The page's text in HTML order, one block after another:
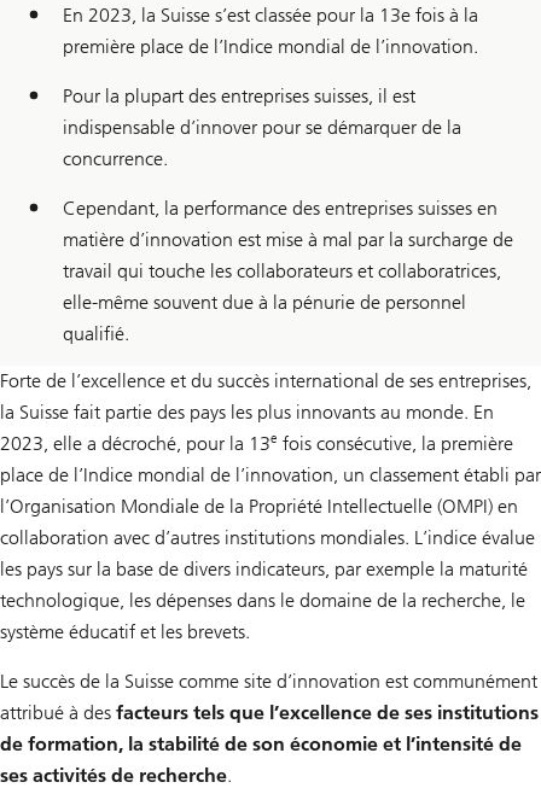
En 2023, la Suisse s’est classée pour la 13e fois à la
première place de l’Indice mondial de l’innovation.
Pour la plupart des entreprises suisses, il est
indispensable d’innover pour se démarquer de la
concurrence.
Cependant, la performance des entreprises suisses en
matière d’innovation est mise à mal par la surcharge de
travail qui touche les collaborateurs et collaboratrices,
elle-même souvent due à la pénurie de personnel
qualifié.
Forte de l’excellence et du succès international de ses entreprises,
la Suisse fait partie des pays les plus innovants au monde. En
2023, elle a décroché, pour la 13e fois consécutive, la première
place de l’Indice mondial de l’innovation, un classement établi par
l’Organisation Mondiale de la Propriété Intellectuelle (OMPI) en
collaboration avec d’autres institutions mondiales. L’indice évalue
les pays sur la base de divers indicateurs, par exemple la maturité
technologique, les dépenses dans le domaine de la recherche, le
système éducatif et les brevets.
Le succès de la Suisse comme site d’innovation est communément
attribué à des facteurs tels que l’excellence de ses institutions
de formation, la stabilité de son économie et l’intensité de
ses activités de recherche.